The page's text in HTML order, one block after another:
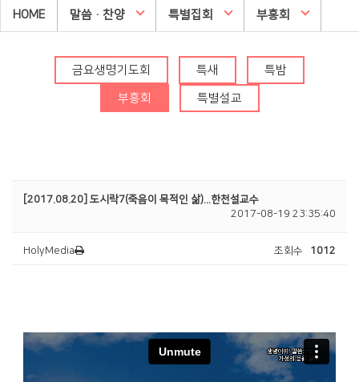
교회시설
Dream Center
교리특강
초등부
고등부
제자예비학교
2025 특별새벽기도회
2024 특별새벽기도회
바나바팀
HOME 말씀·찬양 특별집회 부흥회
금요생명기도회 특새 특밤
부흥회 특별설교
[2017.08.20] 도시락7(죽음이 목적인 삶)...한천설교수
2017-08-19 23:35:40
HolyMedia 조회수 1012